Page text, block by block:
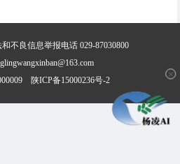
不良信息举报电话 029-87030800
陕ICP备15000236号-2
✕